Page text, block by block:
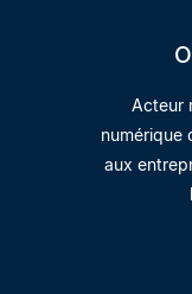
Acteur
numérique
aux